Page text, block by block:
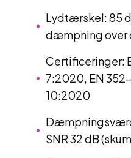
Lydtærskel: 85
dæmpning over
Certificeringer:
7:2020, EN
10:2020
SNR 32 dB